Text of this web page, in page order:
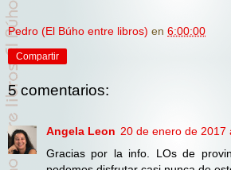
Pedro (El Búho entre libros) en 6:00:00
Compartir
5 comentarios:
Angela Leon 20 de enero de 2017
Gracias por la info. LOs de